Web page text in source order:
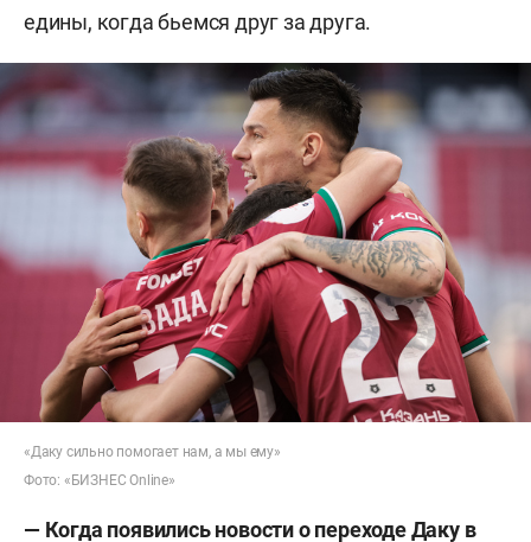
едины, когда бьемся друг за друга.
«Даку сильно помогает нам, а мы ему»
Фото: «БИЗНЕС Online»
— Когда появились новости о переходе Даку в